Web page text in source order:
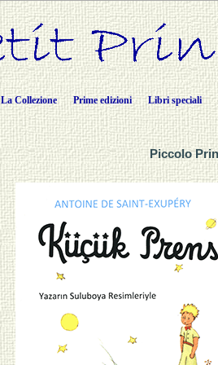
La Collezione Prime edizioni Libri speciali
Piccolo